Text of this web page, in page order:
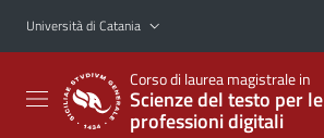
Vai al contenuto principale
Vai al menu di navigazione
Università di Catania
Corso di laurea magistrale in
Scienze del testo per le
professioni digitali